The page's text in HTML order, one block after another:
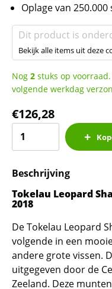
Oplage van 250.000
Dit product is
Bekijk alle items uit deze
Nog 2 stuks op
volgende werkdag
€126,28
Leopard
1
oz
2018
oplage)
aantal
Beschrijving
Tokelau Leopard
2018
De Tokelau Leopard
volgende in een
andere grote vissen.
uitgegeven door de
Zeeland. Deze